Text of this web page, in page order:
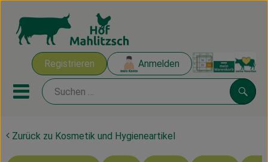
Registrieren Anmelden
Mobiles Menu öffnen oder
Ökokisten
Zurück zu Kosmetik und Hygieneartikel